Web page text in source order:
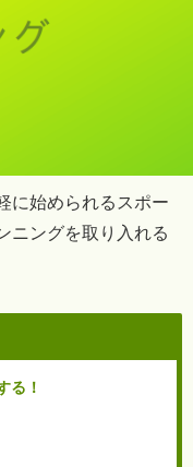
に始められるスポー
ニングを取り入れる
る！